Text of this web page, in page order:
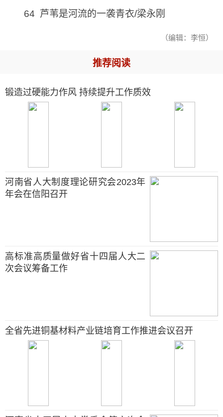
64 芦苇是河流的一袭青衣/梁永刚
（编辑：李恒）
推荐阅读
锻造过硬能力作风 持续提升工作质效
河南省人大制度理论研究会2023年
年会在信阳召开
高标准高质量做好省十四届人大二
次会议筹备工作
全省先进铜基材料产业链培育工作推进会议召开